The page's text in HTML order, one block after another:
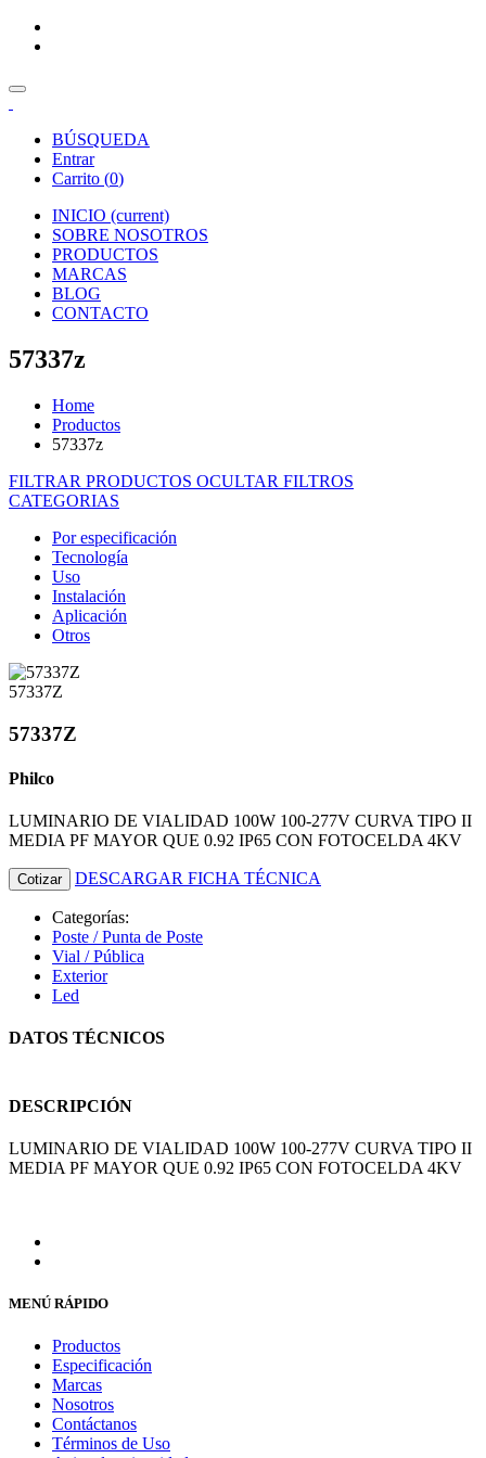
BÚSQUEDA
Entrar
Carrito (0)
INICIO (current)
SOBRE NOSOTROS
PRODUCTOS
MARCAS
BLOG
CONTACTO
57337z
Home
Productos
57337z
FILTRAR PRODUCTOS OCULTAR FILTROS
CATEGORIAS
Por especificación
Tecnología
Uso
Instalación
Aplicación
Otros
57337Z
57337Z
Philco
LUMINARIO DE VIALIDAD 100W 100-277V CURVA TIPO II
MEDIA PF MAYOR QUE 0.92 IP65 CON FOTOCELDA 4KV
Cotizar DESCARGAR FICHA TÉCNICA
Categorías:
Poste / Punta de Poste
Vial / Pública
Exterior
Led
DATOS TÉCNICOS
DESCRIPCIÓN
LUMINARIO DE VIALIDAD 100W 100-277V CURVA TIPO II
MEDIA PF MAYOR QUE 0.92 IP65 CON FOTOCELDA 4KV
MENÚ RÁPIDO
Productos
Especificación
Marcas
Nosotros
Contáctanos
Términos de Uso